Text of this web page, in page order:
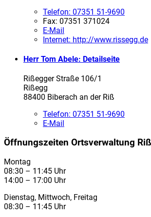
Telefon: 07351 51-9690
Fax: 07351 371024
E-Mail
Internet: http://www.rissegg.de
Herr Tom Abele: Detailseite
Rißegger Straße 106/1
Rißegg
88400 Biberach an der Riß
Telefon: 07351 51-9690
E-Mail
Öffnungszeiten Ortsverwaltung
Montag
08:30 – 11:45 Uhr
14:00 – 17:00 Uhr
Dienstag, Mittwoch, Freitag
08:30 – 11:45 Uhr